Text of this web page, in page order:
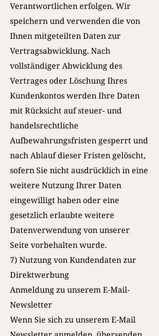
Verantwortlichen erfolgen. Wir
speichern und verwenden die von
Ihnen mitgeteilten Daten zur
Vertragsabwicklung. Nach
vollständiger Abwicklung des
Vertrages oder Löschung Ihres
Kundenkontos werden Ihre Daten
mit Rücksicht auf steuer- und
handelsrechtliche
Aufbewahrungsfristen gesperrt und
nach Ablauf dieser Fristen gelöscht,
sofern Sie nicht ausdrücklich in eine
weitere Nutzung Ihrer Daten
eingewilligt haben oder eine
gesetzlich erlaubte weitere
Datenverwendung von unserer
Seite vorbehalten wurde.
7) Nutzung von Kundendaten zur
Direktwerbung
Anmeldung zu unserem E-Mail-
Newsletter
Wenn Sie sich zu unserem E-Mail